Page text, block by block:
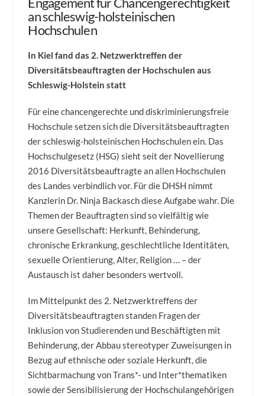
an schleswig-holsteinischen
Hochschulen
In Kiel fand das 2. Netzwerktreffen der
Diversitätsbeauftragten der Hochschulen aus
Schleswig-Holstein statt
Für eine chancengerechte und diskriminierungsfreie
Hochschule setzen sich die Diversitätsbeauftragten
der schleswig-holsteinischen Hochschulen ein. Das
Hochschulgesetz (HSG) sieht seit der Novellierung
2016 Diversitätsbeauftragte an allen Hochschulen
des Landes verbindlich vor. Für die DHSH nimmt
Kanzlerin Dr. Ninja Backasch diese Aufgabe wahr. Die
Themen der Beauftragten sind so vielfältig wie
unsere Gesellschaft: Herkunft, Behinderung,
chronische Erkrankung, geschlechtliche Identitäten,
sexuelle Orientierung, Alter, Religion … – der
Austausch ist daher besonders wertvoll.
Im Mittelpunkt des 2. Netzwerktreffens der
Diversitätsbeauftragten standen Fragen der
Inklusion von Studierenden und Beschäftigten mit
Behinderung, der Abbau stereotyper Zuweisungen in
Bezug auf ethnische oder soziale Herkunft, die
Sichtbarmachung von Trans*- und Inter*thematiken
sowie der Sensibilisierung der Hochschulangehörigen